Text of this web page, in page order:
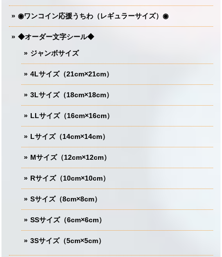
◉ワンコイン応援うちわ（レギュラーサイズ）◉
◆オーダー文字シール◆
ジャンボサイズ
4Lサイズ（21cm×21cm）
3Lサイズ（18cm×18cm）
LLサイズ（16cm×16cm）
Lサイズ（14cm×14cm）
Mサイズ（12cm×12cm）
Rサイズ（10cm×10cm）
Sサイズ（8cm×8cm）
SSサイズ（6cm×6cm）
3Sサイズ（5cm×5cm）